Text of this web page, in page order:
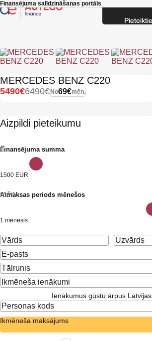
Skip to main content
Finansējuma salīdzināšanas portāls
MERCEDES BENZ C220
No69€mēn.
6490€
5490€
Aizpildi pieteikumu
Finansējuma summa
€
1500 EUR
Atmaksas periods mēnešos
mēn.
1 mēnesis
Ienākumus gūstu ārpus Latvijas
Ikmēneša maksājums